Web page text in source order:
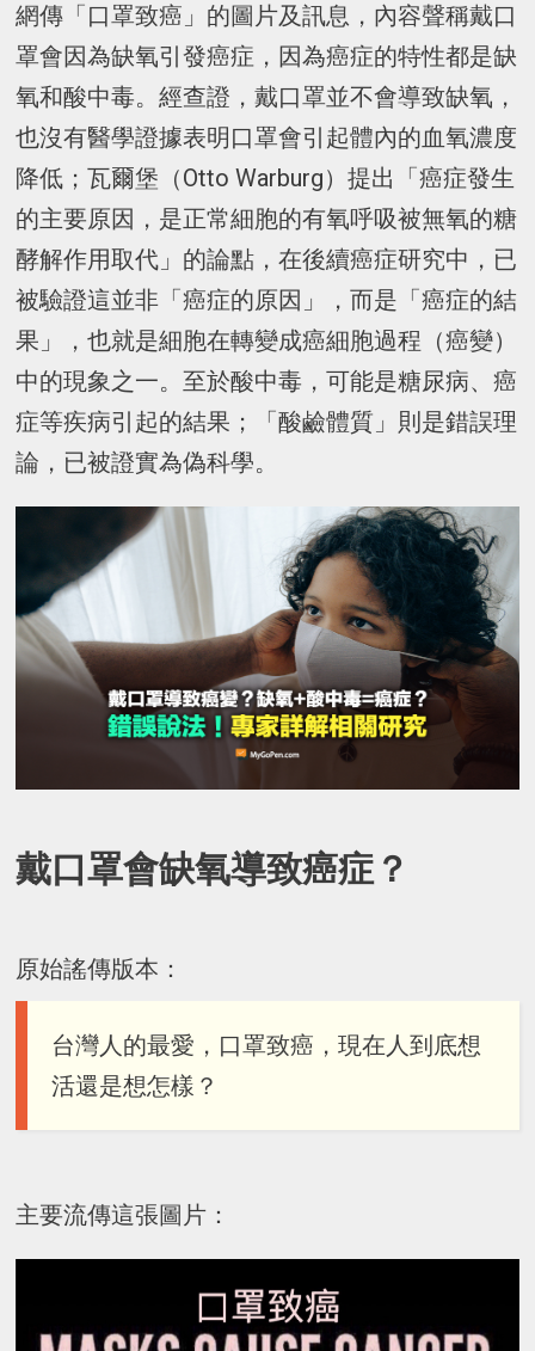
網傳「口罩致癌」的圖片及訊息，內容聲稱戴口
罩會因為缺氧引發癌症，因為癌症的特性都是缺
氧和酸中毒。經查證，戴口罩並不會導致缺氧，
也沒有醫學證據表明口罩會引起體內的血氧濃度
降低；瓦爾堡（Otto Warburg）提出「癌症發生
的主要原因，是正常細胞的有氧呼吸被無氧的糖
酵解作用取代」的論點，在後續癌症研究中，已
被驗證這並非「癌症的原因」，而是「癌症的結
果」，也就是細胞在轉變成癌細胞過程（癌變）
中的現象之一。至於酸中毒，可能是糖尿病、癌
症等疾病引起的結果；「酸鹼體質」則是錯誤理
論，已被證實為偽科學。
戴口罩會缺氧導致癌症？
原始謠傳版本：
台灣人的最愛，口罩致癌，現在人到底想
活還是想怎樣？
主要流傳這張圖片：